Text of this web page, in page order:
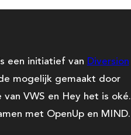
een initiatief van Diversion
mogelijk gemaakt door
VWS en Hey het is oké.
met OpenUp en MIND.